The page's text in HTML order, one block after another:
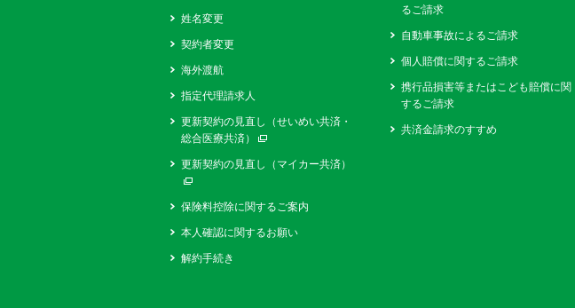
姓名変更
契約者変更
海外渡航
指定代理請求人
更新契約の見直し（せいめい共済・
総合医療共済）
更新契約の見直し（マイカー共済）
保険料控除に関するご案内
本人確認に関するお願い
解約手続き
るご請求
自動車事故によるご請求
個人賠償に関するご請求
携行品損害等またはこども賠償に関
するご請求
共済金請求のすすめ